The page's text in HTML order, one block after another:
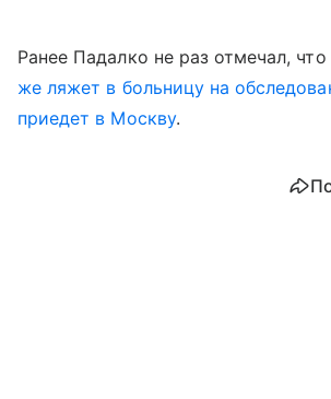
Ранее Падалко не раз отмечал,
же ляжет в больницу на
приедет в Москву.